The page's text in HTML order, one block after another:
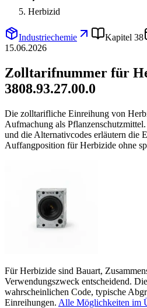
Herbizid
Industriechemie Kapitel 38
15.06.2026
Zolltarifnummer für
3808.93.27.00.0
Die zolltarifliche Einreihung von
Aufmachung als
und die Alternativcodes erläutern die
Auffangposition für Herbizide ohne
Für Herbizide sind Bauart,
Verwendungszweck entscheidend.
wahrscheinlichen Code, typische
Einreihungen. Alle Möglichkeiten im